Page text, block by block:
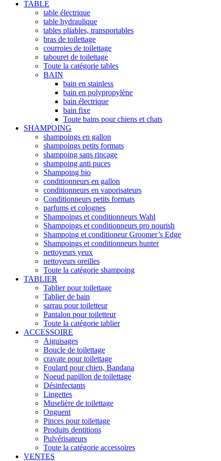
TABLE
table électrique
table hydraulique
tables pliables, transportables
bras de toilettage
courroies de toilettage
tabouret de toilettage
Toute la catégorie tables
BAIN
bain en stainless
bain en polypropylène
bain électrique
bain fixe
Toute bains pour chiens et chats
SHAMPOING
shampoings en gallon
shampoings petits formats
shampoing sans rinçage
shampoing anti puces
Shampoing bio
conditionneurs en gallon
conditionneurs en vaporisateurs
Conditionneurs petits formats
parfums et colognes
Shampoings et conditionneurs Wahl
Shampoings et conditionneurs pro nourish
Shampoing et conditioneur Groomer’s Edge
Shampoings et conditionneurs hunter
nettoyeurs yeux
nettoyeurs oreilles
Toute la catégorie shampoing
TABLIER
Tablier pour toilettage
Tablier de bain
sarrau pour toiletteur
Pantalon pour toiletteur
Toute la catégorie tablier
ACCESSOIRE
Aiguisages
Boucle de toilettage
cravate pour toilettage
Foulard pour chien, Bandana
Noeud papillon de toilettage
Désinfectants
Lingettes
Muselière de toilettage
Onguent
Pinces pour toilettage
Produits dentitions
Pulvérisateurs
Toute la catégorie accessoires
VENTES